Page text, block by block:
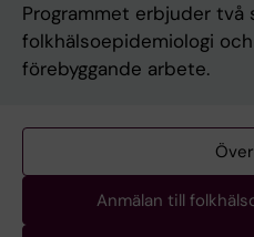
Programmet erbjuder två
folkhälsoepidemiologi
förebyggande arbete.
Anmälan till